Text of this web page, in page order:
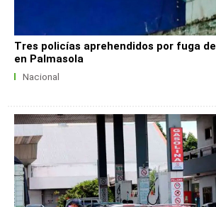
Tres policías aprehendidos por fuga
en Palmasola
Nacional